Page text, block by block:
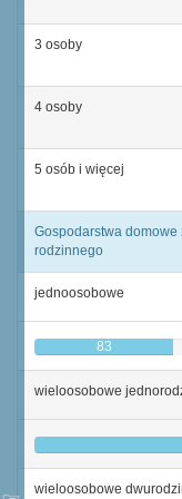
3 osoby
4 osoby
5 osób i więcej
Gospodarstwa domowe
rodzinnego
jednoosobowe
83
wieloosobowe
wieloosobowe